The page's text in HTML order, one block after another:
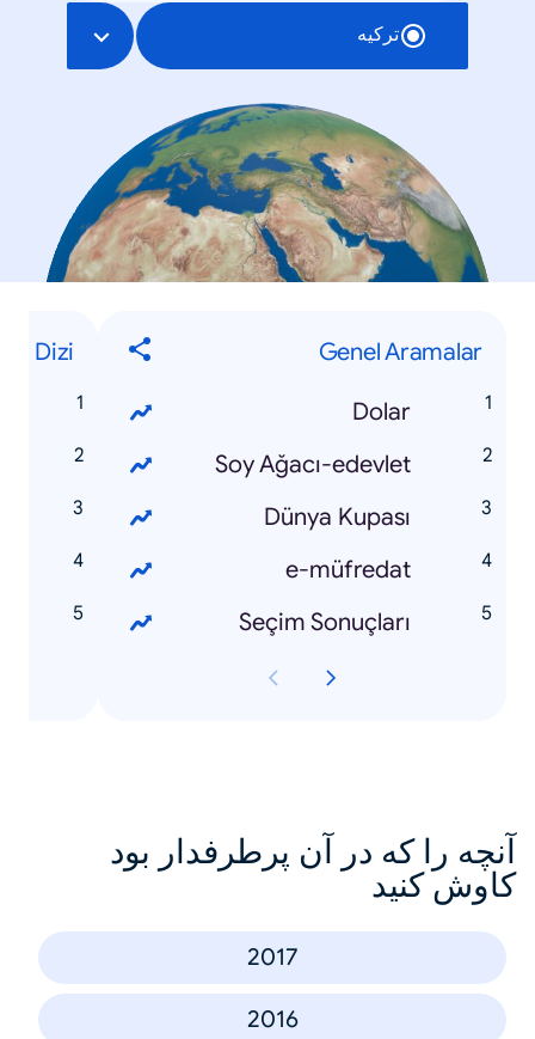
ترکیه
Genel Aramalar
Dolar
Soy Ağacı-edevlet
Dünya Kupası
e-müfredat
Seçim Sonuçları
Dizi
آنچه را که در آن پرطرفدار بود
کاوش کنید
2017
2016